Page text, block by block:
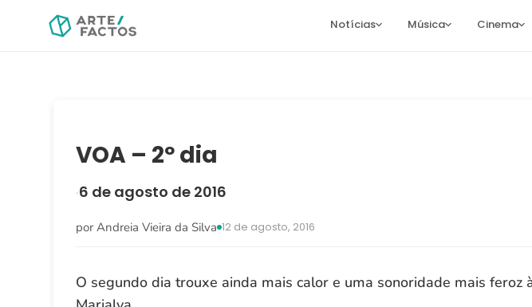
Notícias Música Cinema
VOA – 2º dia
·6 de agosto de 2016
por Andreia Vieira da Silva 12 de agosto, 2016
O segundo dia trouxe ainda mais calor e uma sonoridade mais feroz